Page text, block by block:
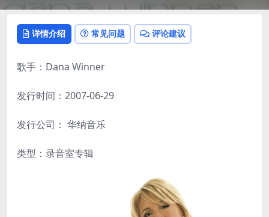
详情介绍 常见问题 评论建议
歌手：Dana Winner
发行时间：2007-06-29
发行公司： 华纳音乐
类型：录音室专辑